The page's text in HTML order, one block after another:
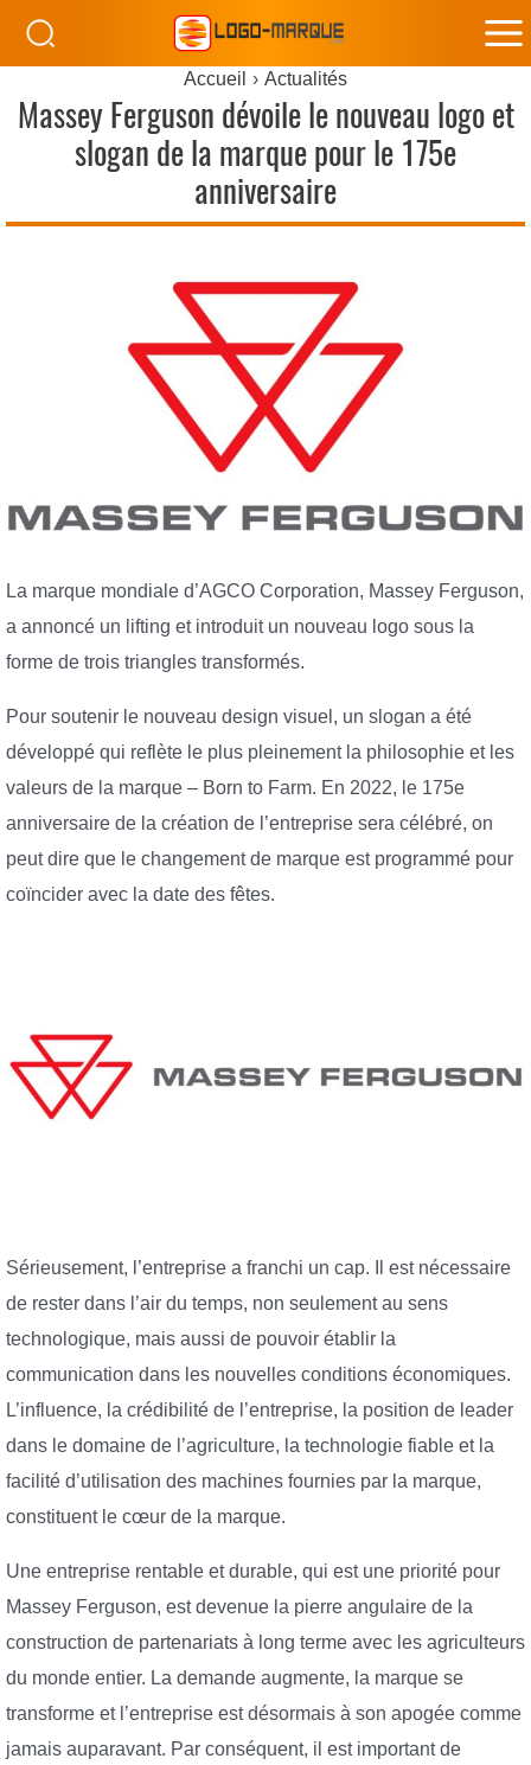
Accueil Actualités
Massey Ferguson dévoile le nouveau logo et
slogan de la marque pour le 175e
anniversaire
La marque mondiale d’AGCO Corporation, Massey Ferguson,
a annoncé un lifting et introduit un nouveau logo sous la
forme de trois triangles transformés.
Pour soutenir le nouveau design visuel, un slogan a été
développé qui reflète le plus pleinement la philosophie et les
valeurs de la marque – Born to Farm. En 2022, le 175e
anniversaire de la création de l’entreprise sera célébré, on
peut dire que le changement de marque est programmé pour
coïncider avec la date des fêtes.
Sérieusement, l’entreprise a franchi un cap. Il est nécessaire
de rester dans l’air du temps, non seulement au sens
technologique, mais aussi de pouvoir établir la
communication dans les nouvelles conditions économiques.
L’influence, la crédibilité de l’entreprise, la position de leader
dans le domaine de l’agriculture, la technologie fiable et la
facilité d’utilisation des machines fournies par la marque,
constituent le cœur de la marque.
Une entreprise rentable et durable, qui est une priorité pour
Massey Ferguson, est devenue la pierre angulaire de la
construction de partenariats à long terme avec les agriculteurs
du monde entier. La demande augmente, la marque se
transforme et l’entreprise est désormais à son apogée comme
jamais auparavant. Par conséquent, il est important de